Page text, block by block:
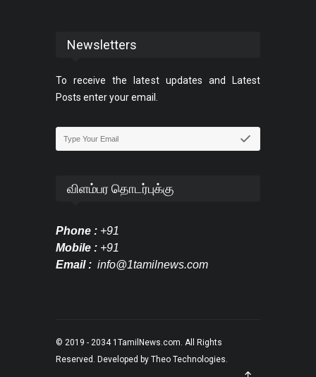
Newsletters
To receive the latest updates and Latest
Posts enter your email.
விளம்பர தொடர்புக்கு
Phone : +91
Mobile : +91
Email : info@1tamilnews.com
© 2019 - 2034 1TamilNews.com. All Rights
Reserved. Developed by Theo Technologies.